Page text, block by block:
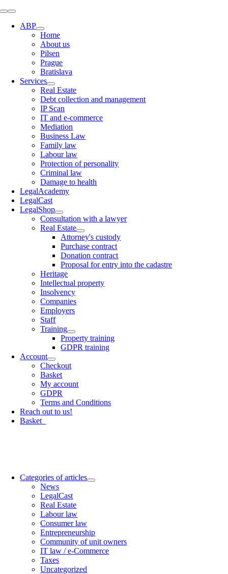
Skip
content
Toggle
Navigation
ABP
Home
About us
Pilsen
Prague
Bratislava
Services
Real Estate
Debt collection and management
IP Scan
IT and e-commerce
Mediation
Business Law
Family law
Labour law
Protection of personality
Criminal law
Damage to health
LegalAcademy
LegalCast
LegalShop
Consultation with a lawyer
Real Estate
Attorney's custody
Purchase contract
Donation contract
Proposal for entry into the cadastre
Heritage
Intellectual property
Insolvency
Companies
Employers
Staff
Training
Property training
GDPR training
Account
Checkout
Basket
My account
GDPR
Terms and Conditions
Reach out to us!
Basket
Categories of articles
News
LegalCast
Real Estate
Labour law
Consumer law
Entrepreneurship
Community of unit owners
IT law / e-Commerce
Taxes
Uncategorized